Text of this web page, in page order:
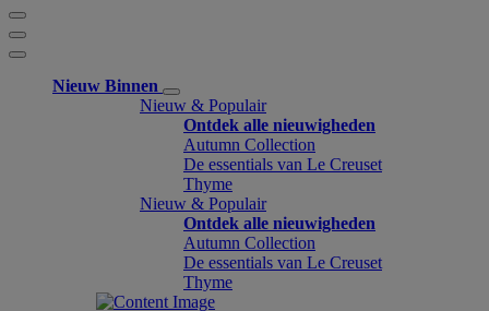
Nieuw Binnen
Nieuw & Populair
Ontdek alle nieuwigheden
Autumn Collection
De essentials van Le Creuset
Thyme
Nieuw & Populair
Ontdek alle nieuwigheden
Autumn Collection
De essentials van Le Creuset
Thyme